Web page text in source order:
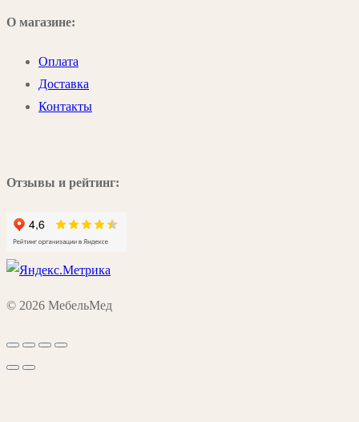
О магазине:
Оплата
Доставка
Контакты
Отзывы и рейтинг:
© 2026 МебельМед